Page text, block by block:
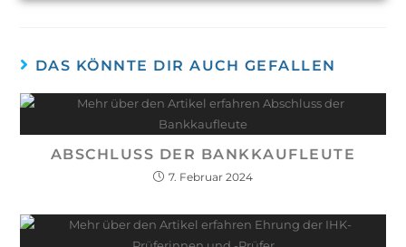
DAS KÖNNTE DIR AUCH GEFALLEN
ABSCHLUSS DER BANKKAUFLEUTE
7. Februar 2024